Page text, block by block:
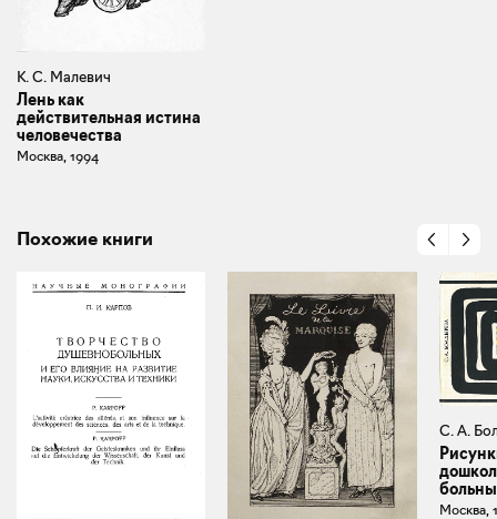
К. С. Малевич
Лень как
действительная истина
человечества
Москва, 1994
Похожие книги
С. А.
Москва,